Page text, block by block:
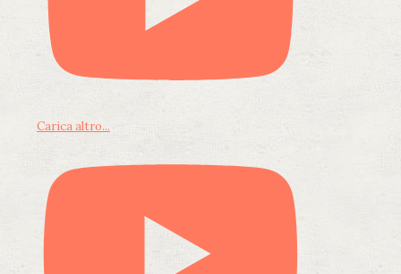
Carica altro...